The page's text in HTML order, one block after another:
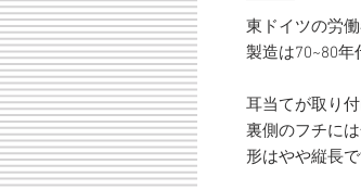
東ドイツの労
製造は70~80年
耳当てが取り
裏側のフチに
形はやや縦長で